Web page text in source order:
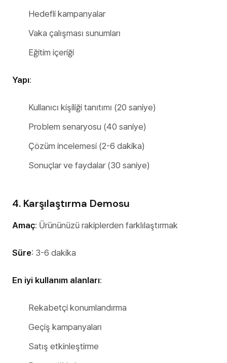
Hedefli kampanyalar
Vaka çalışması sunumları
Eğitim içeriği
Yapı:
Kullanıcı kişiliği tanıtımı (20 saniye)
Problem senaryosu (40 saniye)
Çözüm incelemesi (2-6 dakika)
Sonuçlar ve faydalar (30 saniye)
4. Karşılaştırma Demosu
Amaç: Ürününüzü rakiplerden farklılaştırmak
Süre: 3-6 dakika
En iyi kullanım alanları:
Rekabetçi konumlandırma
Geçiş kampanyaları
Satış etkinleştirme